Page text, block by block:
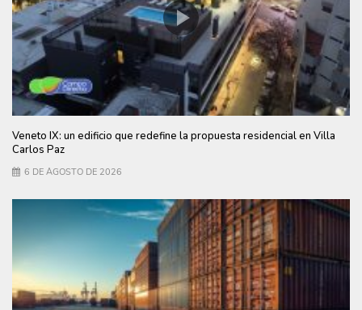
Veneto IX: un edificio que redefine la propuesta residencial en Villa
Carlos Paz
6 DE AGOSTO DE 2026